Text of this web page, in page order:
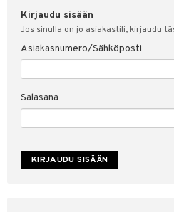
Fitness
Koti & Sisustus
Lelut, Lapsi & Vauva
Tuotemerkkejä
Kirjaudu sisään
Jos sinulla on jo asiakastili, kirjaudu
Asiakasnumero/Sähköposti
Salasana
& vastauksia
myyntiehdot
suojaus